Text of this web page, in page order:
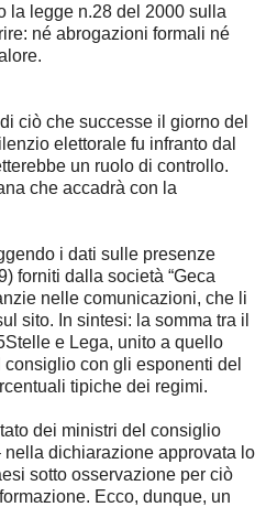
la legge n.28 del 2000 sulla
né abrogazioni formali né
ciò che successe il giorno del
elettorale fu infranto dal
un ruolo di controllo.
che accadrà con la
i dati sulle presenze
forniti dalla società “Geca
nelle comunicazioni, che li
sito. In sintesi: la somma tra il
e Lega, unito a quello
con gli esponenti del
tipiche dei regimi.
dei ministri del consiglio
nella dichiarazione approvata lo
sotto osservazione per ciò
Ecco, dunque, un